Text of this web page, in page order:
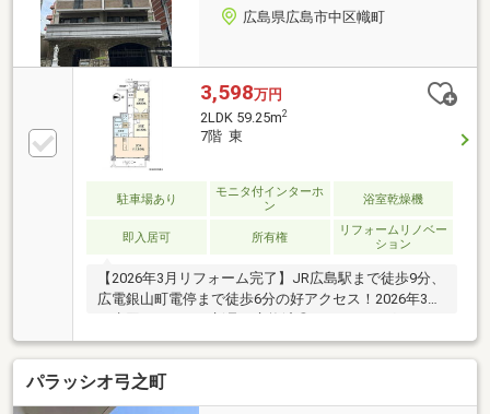
広島県広島市中区幟町
3,598万円
2LDK 59.25m2
7階 東
駐車場あり
モニタ付インターホ
ン
浴室乾燥機
即入居可 所有権
リフォームリノベー
ション
【2026年3月リフォーム完了】JR広島駅まで徒歩9分、
広電銀山町電停まで徒歩6分の好アクセス！2026年3月
スも張り替えており、新築気分で気持ち良くご入居い
ただけます♪幟町小学校・中学校近く！■平日・土日・
祝日問わず当日のご見学も可能です■住宅ローン相談
会も好評実施中 お客様それぞれに最適な資金プラン
パラッシオ弓之町